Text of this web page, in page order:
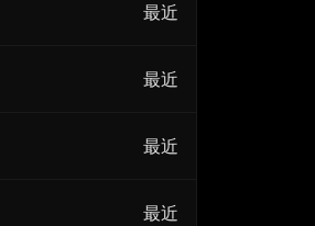
最近
最近
最近
最近